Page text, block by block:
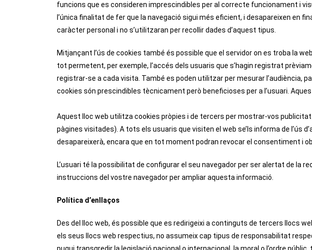
funcions que es consideren imprescindibles per al correcte funcionament i
l’única finalitat de fer que la navegació sigui més eficient, i desapareixen en
caràcter personal i no s’utilitzaran per recollir dades d’aquest tipus.
Mitjançant l’ús de cookies també és possible que el servidor on es troba la
tot permetent, per exemple, l’accés dels usuaris que s’hagin registrat
registrar-se a cada visita. També es poden utilitzar per mesurar l’audiència,
cookies són prescindibles tècnicament però beneficioses per a l’usuari.
Aquest lloc web utilitza cookies pròpies i de tercers per mostrar-vos
pàgines visitades). A tots els usuaris que visiten el web se’ls informa de l’ús
desapareixerà, encara que en tot moment podran revocar el consentiment i
L’usuari té la possibilitat de configurar el seu navegador per ser alertat de la
instruccions del vostre navegador per ampliar aquesta informació.
Política d’enllaços
Des del lloc web, és possible que es redirigeixi a continguts de tercers llocs
els seus llocs web respectius, no assumeix cap tipus de responsabilitat